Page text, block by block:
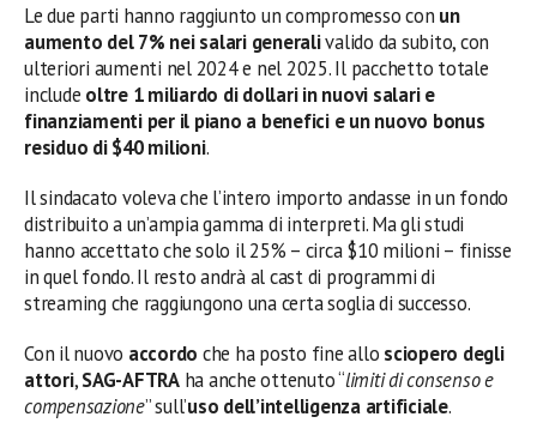
Le due parti hanno raggiunto un compromesso con un
aumento del 7% nei salari generalivalido da subito, con
ulteriori aumenti nel 2024 e nel 2025. Il pacchetto totale
include oltre 1 miliardo di dollari in nuovi salari e
finanziamenti per il piano a benefici e un nuovo bonus
residuo di $40 milioni.
Il sindacato voleva che l’intero importo andasse in un fondo
distribuito a un’ampia gamma di interpreti. Ma gli studi
hanno accettato che solo il 25% – circa $10 milioni – finisse
in quel fondo. Il resto andrà al cast di programmi di
streaming che raggiungono una certa soglia di successo.
Con il nuovo accordo che ha posto fine allo sciopero degli
attori,SAG-AFTRAha anche ottenuto “limiti di consenso e
compensazione” sull’uso dell’intelligenza artificiale.